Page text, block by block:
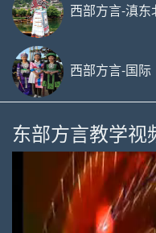
西部方言-滇东
西部方言-国际
东部方言教学视